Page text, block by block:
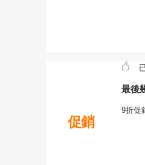
促銷
最後
9折促